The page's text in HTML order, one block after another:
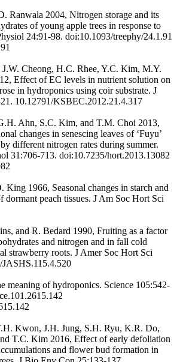
Ranwala 2004, Nitrogen storage and its
of young apple trees in response to
24:91-98. doi:10.1093/treephy/24.1.91
Cheong, H.C. Rhee, Y.C. Kim, M.Y.
Effect of EC levels in nutrient solution on
in hydroponics using coir substrate. J
10.12791/KSBEC.2012.21.4.317
Ahn, S.C. Kim, and T.M. Choi 2013,
changes in senescing leaves of ‘Fuyu’
different nitrogen rates during summer.
31:706-713. doi:10.7235/hort.2013.13082
1966, Seasonal changes in starch and
dormant peach tissues. J Am Soc Hort Sci
and R. Bedard 1990, Fruiting as a factor
and nitrogen and in fall cold
strawberry roots. J Amer Soc Hort Sci
JASHS.115.4.520
meaning of hydroponics. Science 105:542-
Kwon, J.H. Jung, S.H. Ryu, K.R. Do,
T.C. Kim 2016, Effect of early defoliation
and flower bud formation in